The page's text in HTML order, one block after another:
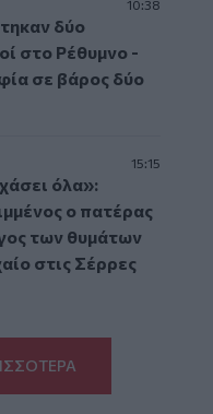
10:38
δύο
στο Ρέθυμνο -
σε βάρος δύο
15:15
όλα»:
ο πατέρας
των θυμάτων
στις Σέρρες